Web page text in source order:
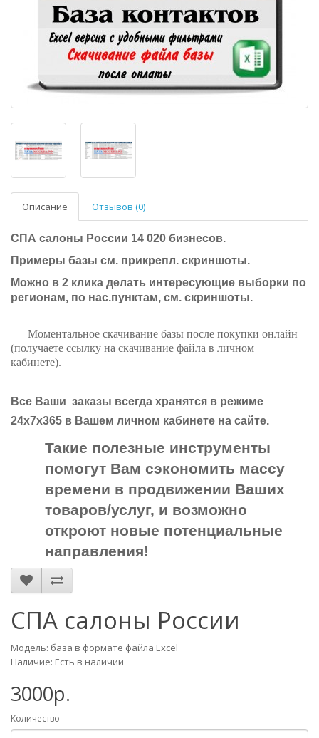
Описание Отзывов (0)
СПА салоны России 14 020 бизнесов.
Примеры базы см. прикрепл. скриншоты.
Можно в 2 клика делать интересующие выборки по
регионам, по нас.пунктам, см. скриншоты.
Моментальное скачивание базы после покупки онлайн
(получаете ссылку на скачивание файла в личном
кабинете).
Все Ваши заказы всегда хранятся в режиме
24х7х365 в Вашем личном кабинете на сайте.
Такие полезные инструменты
помогут Вам сэкономить массу
времени в продвижении Ваших
товаров/услуг, и возможно
откроют новые потенциальные
направления!
СПА салоны России
Модель: база в формате файла Excel
Наличие: Есть в наличии
3000р.
Количество